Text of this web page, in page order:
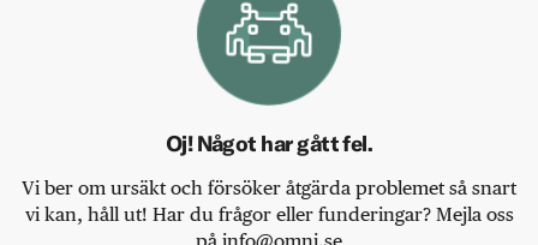
Oj! Något har gått fel.
Vi ber om ursäkt och försöker åtgärda problemet så snart
vi kan, håll ut! Har du frågor eller funderingar? Mejla oss